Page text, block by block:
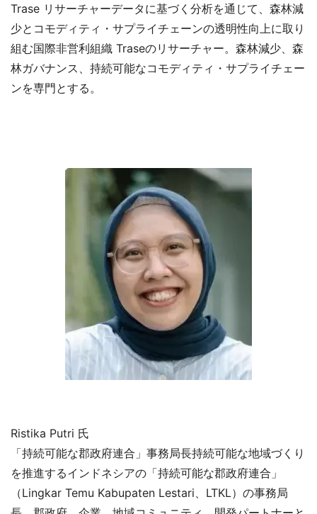
Trase リサーチャーデータに基づく分析を通じて、森林減
少とコモディティ・サプライチェーンの透明性向上に取り
組む国際非営利組織 Traseのリサーチャー。森林減少、森
林ガバナンス、持続可能なコモディティ・サプライチェー
ンを専門とする。
Ristika Putri 氏
「持続可能な郡政府連合」事務局長持続可能な地域づくり
を推進するインドネシアの「持続可能な郡政府連合」
（Lingkar Temu Kabupaten Lestari、LTKL）の事務局